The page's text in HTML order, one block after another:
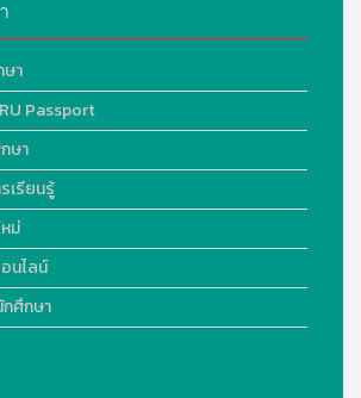
า
Passport
ษา
เรียนรู้
ม่
นไลน์
ศึกษา